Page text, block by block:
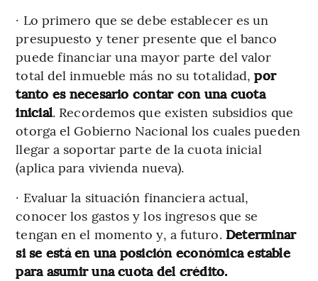
· Lo primero que se debe establecer es un
presupuesto y tener presente que el banco
puede financiar una mayor parte del valor
total del inmueble más no su totalidad,por
tanto es necesario contar con una cuota
inicial. Recordemos que existen subsidios que
otorga el Gobierno Nacional los cuales pueden
llegar a soportar parte de la cuota inicial
(aplica para vivienda nueva).
· Evaluar la situación financiera actual,
conocer los gastos y los ingresos que se
tengan en el momento y, a futuro.Determinar
si se está en una posición económica estable
para asumir una cuota del crédito.